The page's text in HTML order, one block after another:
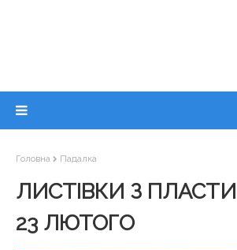
Головна Падалка
ЛИСТІВКИ З
23 ЛЮТОГО